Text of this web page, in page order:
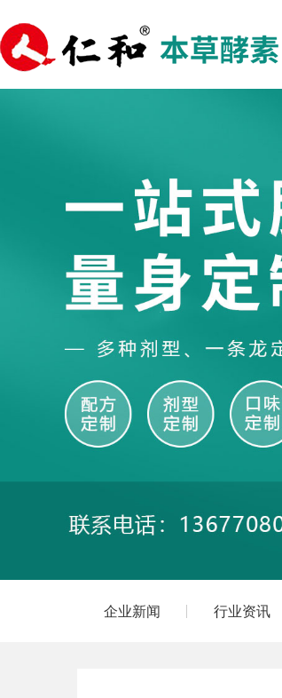
企业新闻 行业资讯